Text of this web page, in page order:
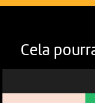
Cela